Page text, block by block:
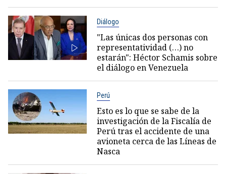
Diálogo
"Las únicas dos personas con
representatividad (…) no
estarán": Héctor Schamis sobre
el diálogo en Venezuela
Perú
Esto es lo que se sabe de la
investigación de la Fiscalía de
Perú tras el accidente de una
avioneta cerca de las Líneas de
Nasca